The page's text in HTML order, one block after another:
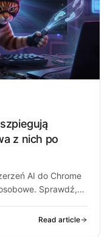
z nich po
AI do Chrome
Sprawdź,
Read article